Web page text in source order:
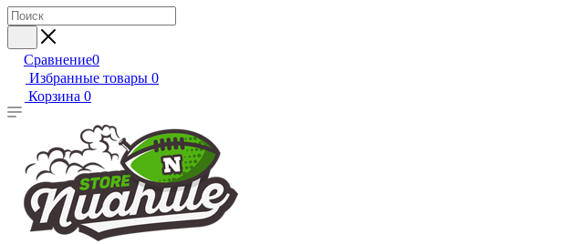
Сравнение0
Избранные товары 0
Корзина 0